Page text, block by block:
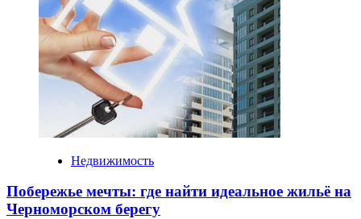
Недвижимость
Побережье мечты: где найти идеальное жильё на
Черноморском берегу